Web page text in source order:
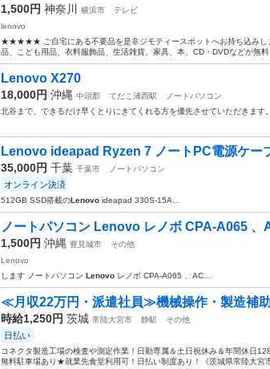
1,500円 神奈川 横浜市
テレビ
lenovo
★★★★★ ご自宅にある不要品を是非ジモティースポットへお持ち込みし
品、こども用品、衣料服飾品、生活雑貨、家具、本、CD・DVDなどが無
Lenovo X270
18,000円 沖縄 中頭郡 てだこ浦西駅
ノートパソコン
北谷まで、できるだけ早くとりにきてくれる方を優先させていただきます
Lenovo ideapad Ryzen 7 ノートPC電源ケー
35,000円 千葉 千葉市 ノートパソコン
オンライン決済
512GB SSD搭載のLenovo ideapad 330S-15A…
ノートパソコン Lenovo レノボ CPA-A065 、
1,500円 沖縄 豊見城市
その他
Lenovo
します ノートパソコン Lenovo レノボ CPA-A065 、AC…
≪月収22万円・派遣社員≫機械操作・製造補
時給1,250円 茨城 常陸大宮市 静駅 その他
日払い
コネクタ製造工場の検査や測定作業！日勤専属＆土日祝休み＆年間休日
無料駐車場あり★就業先食堂利用可！日払い制度あり！《茨城県常陸大宮